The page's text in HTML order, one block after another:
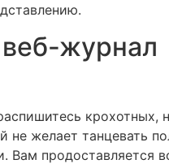
журнал
крохотных,
не желает танцевать
Вам продоставляется